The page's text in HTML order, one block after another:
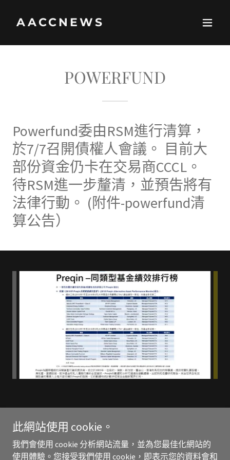
AACCNEWS
POWERFUND
Powerfund委由RSM進行清算，
於7/7召開債權人會議。 目前大
部份資金仍卡在交易商CCCL。
待RSM進一步釐清，並預吿將有
法律行動。 (附件-powerfund清
算公告）
Copyright © 2023 aaccnews — 保留所有權利。
首頁
此網站使用 cookie。
我們會使用 cookie 分析網站流量，並為您最佳化網站的
使用體驗。您接受我們使用 cookie，即表示您的資料會和